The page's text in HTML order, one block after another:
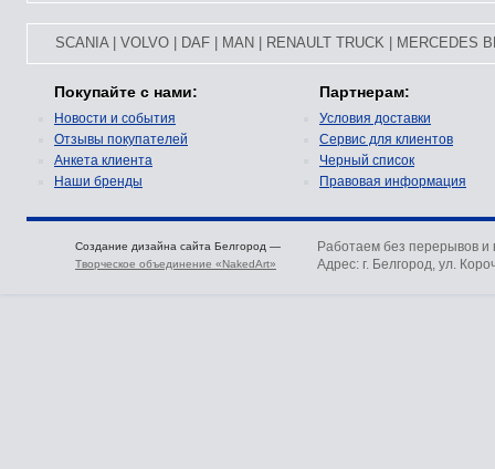
SCANIA| VOLVO DAF MAN RENAULT TRUCK MERCEDES
Покупайте с нами:
Новости и события
Отзывы покупателей
Анкета клиента
Наши бренды
Партнерам:
Условия доставки
Сервис для клиентов
Черный список
Правовая информация
Создание дизайна сайта Белгород —
Творческое объединение «NakedArt»
Работаем без перерывов и
Адрес: г. Белгород, ул.